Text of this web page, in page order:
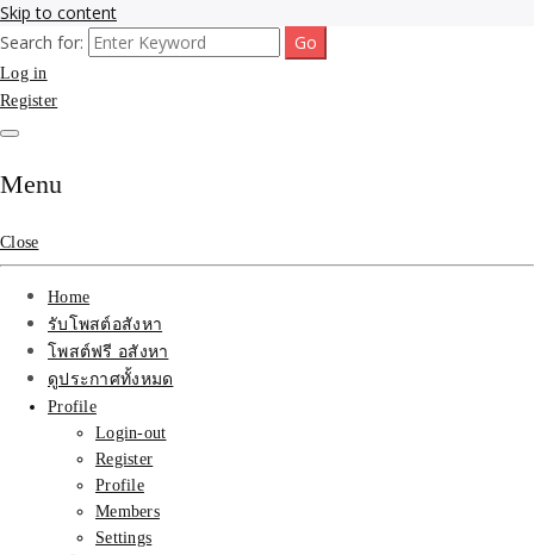
Skip to content
รับจ้างโพสขายบ้าน ที่ดิน
ติดAI SEO กับบริษัทใหญ่
รับจ้างทำโฆษณา สินค้า
บ้านที่ดิน ราคา ถูกและดี
ที่สุด บริการ โปรโมท
โฆษณารับโพสอสังหา ทีม
งาน บริํษัทใหญ่ เว็บขาย
บ้าน คุณภาพอันดับ1
SEOขายบ้าน
รับจ้างโพสขายบ้าน ที่ดิน ไม่มีค่านายหน้า กับบริษัท SEO-AI เน้นติดหน้า
แรก บริการโพสต์ โปรโมท รับจ้างทำโฆษณา ราคาถูก เว็บขายบ้าน รับโพ
สอสังหา ติดหน้าแรกกูเกิ้ล ทีมงาน บริํษัทใหญ่ รับประกันผลงาน ที่เดียวใน
Search for:
Log in
Register
Menu
Close
Home
รับโพสต์อสังหา
โพสต์ฟรี อสังหา
ดูประกาศทั้งหมด
Profile
Login-out
Register
Profile
Members
Settings